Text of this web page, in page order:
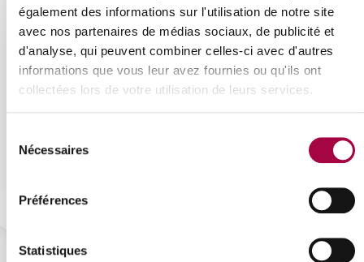
également des informations sur l'utilisation de notre site
avec nos partenaires de médias sociaux, de publicité et
d'analyse, qui peuvent combiner celles-ci avec d'autres
informations que vous leur avez fournies ou qu'ils ont
collectées lors de votre utilisation de leurs services.
Nécessaires
Préférences
Statistiques
dimanche
09
août 2026
Centre de compétence Technocampus